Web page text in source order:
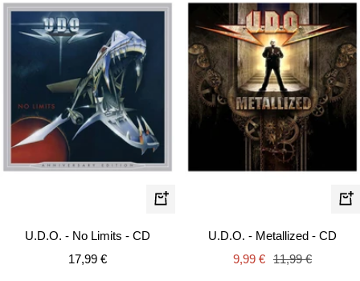
In
U.D.O. - No Limits - CD
Angebotspreis
17,99 €
In
U.D.O. - Metallized - CD
Angebotspreis
9,99 € Regulärer
11,99 €